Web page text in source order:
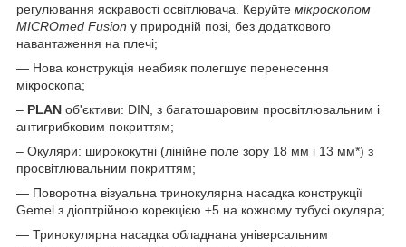
регулювання яскравості освітлювача. Керуйте мікроскопом
MICROmed Fusion у природній позі, без додаткового
навантаження на плечі;
— Нова конструкція неабияк полегшує перенесення
мікроскопа;
– PLAN об'єктиви: DIN, з багатошаровим просвітлювальним і
антигрибковим покриттям;
– Окуляри: ширококутні (лінійне поле зору 18 мм і 13 мм*) з
просвітлювальним покриттям;
— Поворотна візуальна тринокулярна насадка конструкції
Gemel з діоптрійною корекцією ±5 на кожному тубусі окуляра;
— Тринокулярна насадка обладнана універсальним